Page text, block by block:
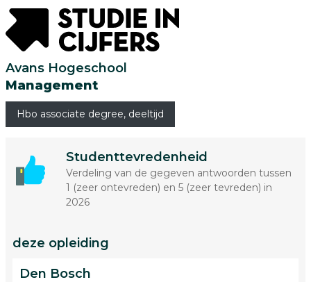
Avans Hogeschool
Management
Hbo associate degree, deeltijd
Studenttevredenheid
Verdeling van de gegeven antwoorden tussen
1 (zeer ontevreden) en 5 (zeer tevreden) in
2026
deze opleiding
Den Bosch